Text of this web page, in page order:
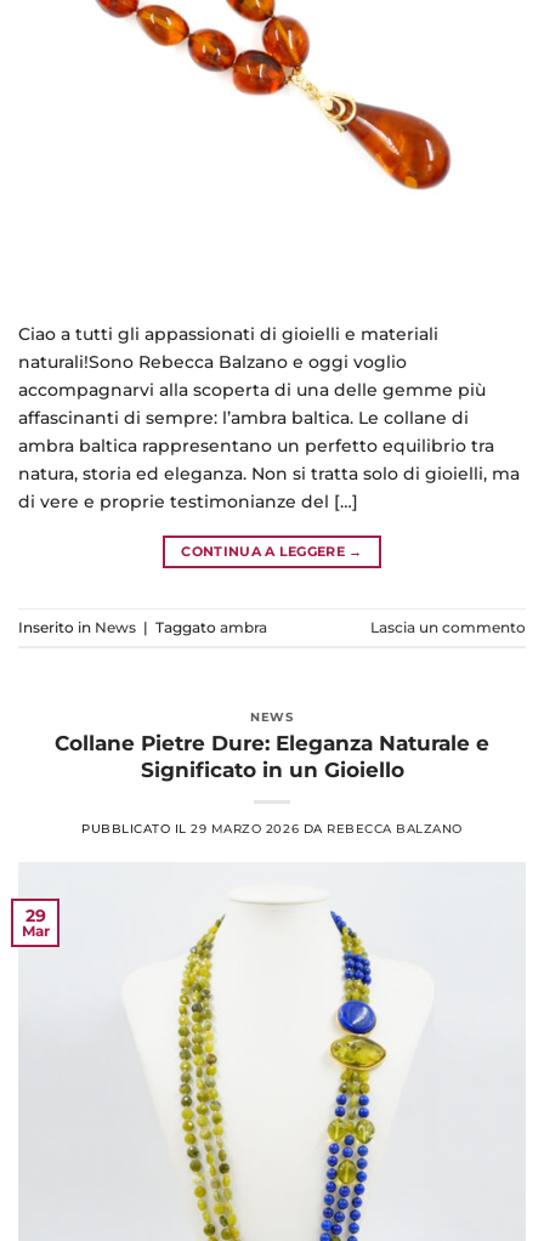
Ciao a tutti gli appassionati di gioielli e materiali
naturali!Sono Rebecca Balzano e oggi voglio
accompagnarvi alla scoperta di una delle gemme più
affascinanti di sempre: l’ambra baltica. Le collane di
ambra baltica rappresentano un perfetto equilibrio tra
natura, storia ed eleganza. Non si tratta solo di gioielli, ma
di vere e proprie testimonianze del […]
CONTINUA A LEGGERE →
Inserito in News | Taggato ambra Lascia un commento
NEWS
Collane Pietre Dure: Eleganza Naturale e
Significato in un Gioiello
PUBBLICATO IL29 MARZO 2026 DA REBECCA BALZANO
29
Mar